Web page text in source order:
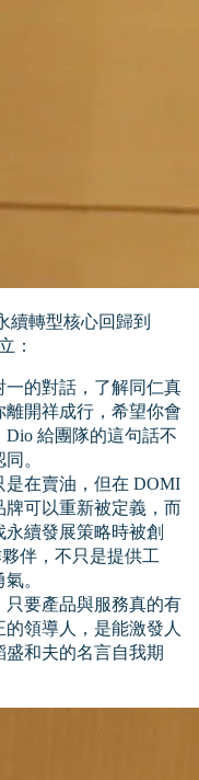
續轉型核心回歸到
：
的對話，了解同仁真
開祥成行，希望你會
給團隊的這句話不
。
是在賣油，但在 DOMI
可以重新被定義，而
續發展策略時被創
伴，不只是提供工
。
要產品與服務真的有
領導人，是能激發人
和夫的名言自我期